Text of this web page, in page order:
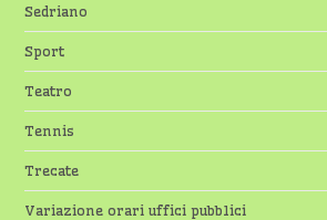
Sedriano
Sport
Teatro
Tennis
Trecate
Variazione orari uffici pubblici